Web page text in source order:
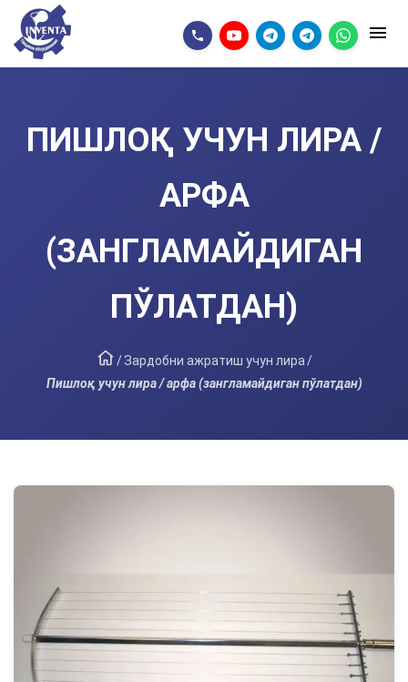
ПИШЛОҚ УЧУН ЛИРА /
АРФА
(ЗАНГЛАМАЙДИГАН
ПЎЛАТДАН)
/Зардобни ажратиш учун лира/
Пишлоқ учун лира / арфа (зангламайдиган пўлатдан)